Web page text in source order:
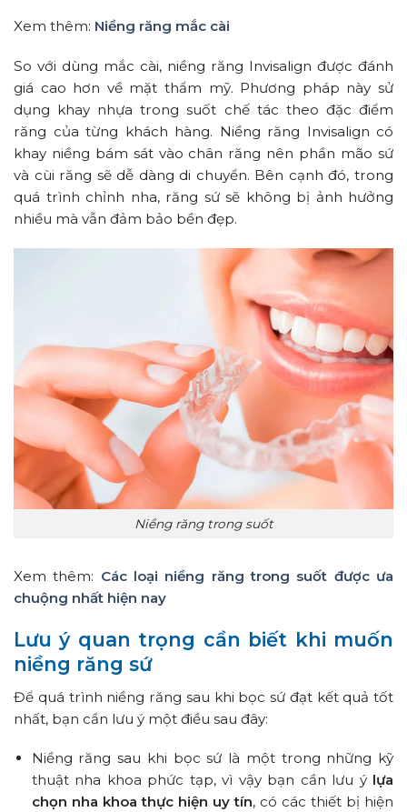
Xem thêm: Niềng răng mắc cài
So với dùng mắc cài, niềng răng Invisalign được đánh
giá cao hơn về mặt thẩm mỹ. Phương pháp này sử
dụng khay nhựa trong suốt chế tác theo đặc điểm
răng của từng khách hàng. Niềng răng Invisalign có
khay niềng bám sát vào chân răng nên phần mão sứ
và cùi răng sẽ dễ dàng di chuyển. Bên cạnh đó, trong
quá trình chỉnh nha, răng sứ sẽ không bị ảnh hưởng
nhiều mà vẫn đảm bảo bền đẹp.
Niềng răng trong suốt
Xem thêm: Các loại niềng răng trong suốt được ưa
chuộng nhất hiện nay
Lưu ý quan trọng cần biết khi muốn
niềng răng sứ
Để quá trình niềng răng sau khi bọc sứ đạt kết quả tốt
nhất, bạn cần lưu ý một điều sau đây:
Niềng răng sau khi bọc sứ là một trong những kỹ
thuật nha khoa phức tạp, vì vậy bạn cần lưu ý lựa
chọn nha khoa thực hiện uy tín, có các thiết bị hiện